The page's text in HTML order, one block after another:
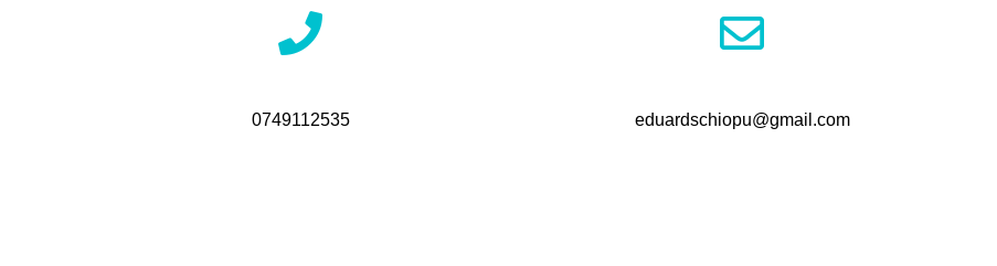
0749112535 eduardschiopu@gmail.com